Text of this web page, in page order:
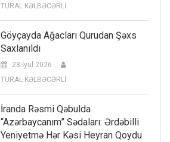
TURAL KƏLBƏCƏRLİ
Göyçayda Ağacları Qurudan Şəxs
Saxlanıldı
28 İyul 2026
TURAL KƏLBƏCƏRLİ
İranda Rəsmi Qəbulda
“Azərbaycanım” Sədaları: Ərdəbilli
Yeniyetmə Hər Kəsi Heyran Qoydu